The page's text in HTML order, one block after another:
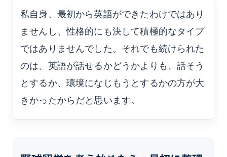
私自身、最初から英語ができたわけではあり
ませんし、性格的にも決して積極的なタイプ
ではありませんでした。それでも続けられた
のは、英語が話せるかどうかよりも、話そう
とするか、環境になじもうとするかの方が大
きかったからだと思います。